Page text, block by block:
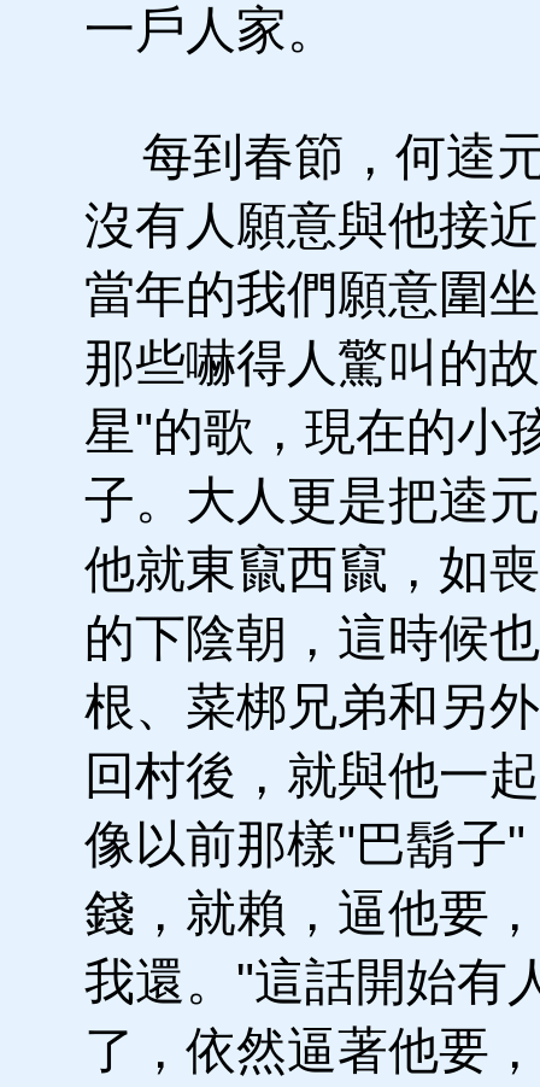
一戶人家。
每到春節，何逵
沒有人願意與他接
當年的我們願意圍
那些嚇得人驚叫的
星"的歌，現在的小
子。大人更是把逵
他就東竄西竄，如
的下陰朝，這時候
根、菜梆兄弟和另
回村後，就與他一
像以前那樣"巴鬍子
錢，就賴，逼他要
我還。"這話開始有
了，依然逼著他要